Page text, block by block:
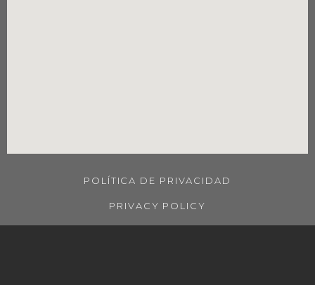
POLÍTICA DE PRIVACIDAD
PRIVACY POLICY